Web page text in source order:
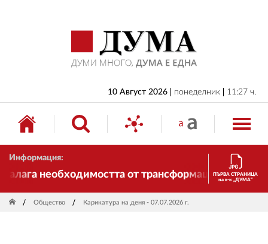
10 Август 2026 понеделник 11:27 ч.
Информация:
необходимостта от трансформации. И ДУМА
ПЪРВА СТРАНИЦА
на в-к „ДУМА“
Общество Карикатура на деня - 07.07.2026 г.
БЪЛГАРИЯ
ИКОНОМИКА
ИЗБОРИ
СВЯТ